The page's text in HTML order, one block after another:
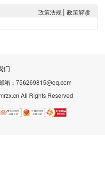
政策法规 | 政策解读
们
箱：756269815@qq.com
All Rights Reserved